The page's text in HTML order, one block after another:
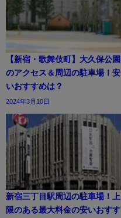
【新宿・歌舞伎町】大久保公園
のアクセス＆周辺の駐車場！安
いおすすめは？
2024年3月10日
新宿三丁目駅周辺の駐車場！上
限のある最大料金の安いおすす